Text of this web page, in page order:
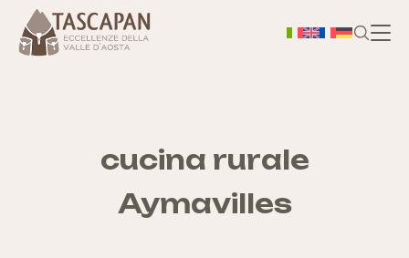
cucina rurale
Aymavilles